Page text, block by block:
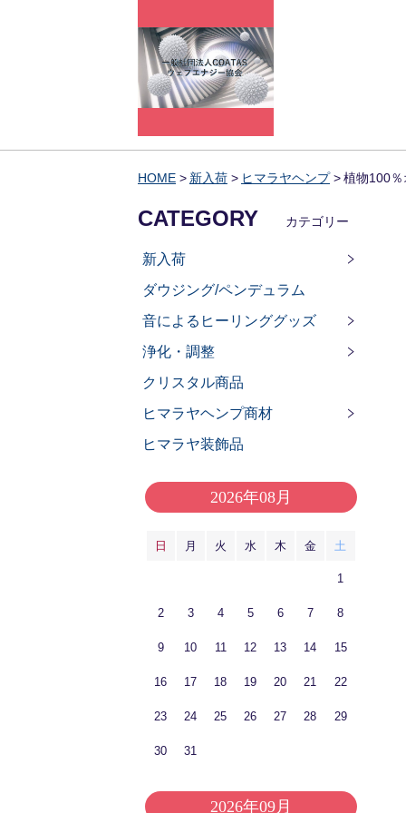
HOME 新入荷 ヒマラヤヘンプ 植物100
CATEGORY カテゴリー
新入荷
ダウジング/ペンデュラム
音によるヒーリンググッズ
浄化・調整
クリスタル商品
ヒマラヤヘンプ商材
ヒマラヤ装飾品
2026年08月
日 月 火 水 木 金 土
1
2 3 4 5 6 7 8
9 10 11 12 13 14 15
16 17 18 19 20 21 22
23 24 25 26 27 28 29
30 31
2026年09月